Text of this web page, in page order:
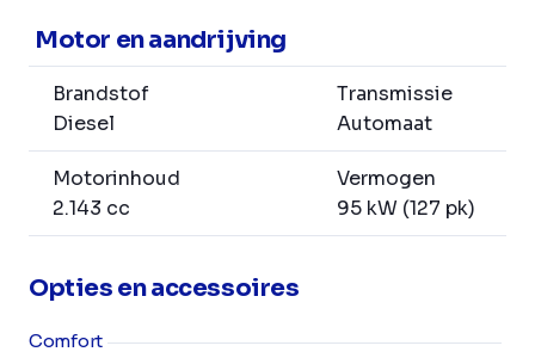
Motor en aandrijving
Brandstof
Diesel
Transmissie
Automaat
Motorinhoud
2.143 cc
Vermogen
95 kW (127 pk)
Opties en accessoires
Comfort